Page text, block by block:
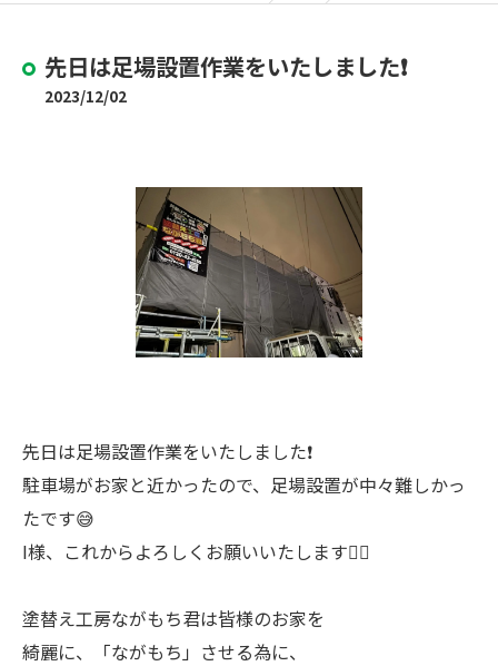
先日は足場設置作業をいたしました❗️
2023/12/02
先日は足場設置作業をいたしました❗️
駐車場がお家と近かったので、足場設置が中々難しかっ
たです😅
I様、これからよろしくお願いいたします🙇‍♂️
塗替え工房ながもち君は皆様のお家を
綺麗に、「ながもち」させる為に、